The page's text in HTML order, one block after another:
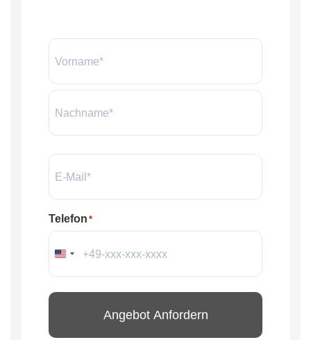
Name:
E-
Telefon *
Vereinigte Staaten von Amerika +1